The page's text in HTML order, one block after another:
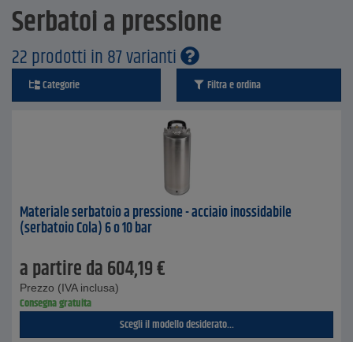
Serbatoi a pressione
22 prodotti in 87 varianti
Categorie Filtra e ordina
Materiale serbatoio a pressione - acciaio inossidabile
(serbatoio Cola) 6 o 10 bar
a partire da604,19€
Prezzo (IVA inclusa)
Consegna gratuita
Scegli il modello desiderato...